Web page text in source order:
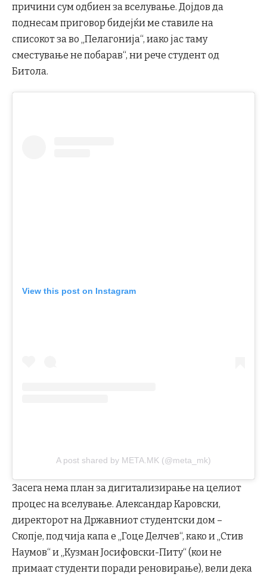
причини сум одбиен за вселување. Дојдов да
поднесам приговор бидејќи ме ставиле на
списокот за во „Пелагонија“, иако јас таму
сместување не побарав“, ни рече студент од
Битола.
View this post on Instagram
A post shared by META.MK (@meta_mk)
Засега нема план за дигитализирање на целиот
процес на вселување. Александар Каровски,
директорот на Државниот студентски дом –
Скопје, под чија капа е „Гоце Делчев“, како и „Стив
Наумов“ и „Кузман Јосифовски-Питу“ (кои не
примаат студенти поради реновирање), вели дека